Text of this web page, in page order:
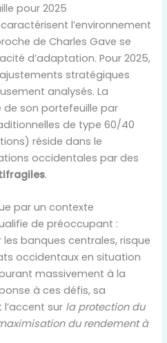
pour 2025
l’environnement
de Charles Gave se
d’adaptation. Pour 2025,
stratégiques
analysés. La
son portefeuille par
de type 60/40
réside dans le
occidentales par des
.
par un contexte
de préoccupant :
banques centrales, risque
occidentaux en situation
massivement à la
à ces défis, sa
sur la protection du
du rendement à